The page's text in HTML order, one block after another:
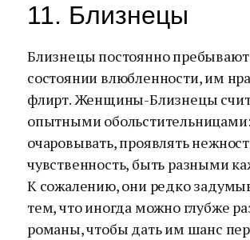
11. Близнецы
Близнецы постоянно пребывают
состоянии влюбленности, им
флирт. Женщины-Близнецы
опытными
очаровывать, проявлять
чувственность, быть разными
К сожалению, они редко
тем, что иногда можно глубже
романы, чтобы дать им шанс